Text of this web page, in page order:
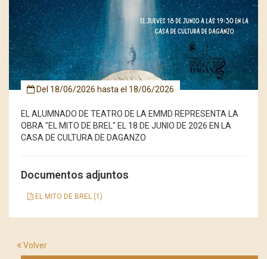
Del 18/06/2026 hasta el 18/06/2026
EL ALUMNADO DE TEATRO DE LA EMMD REPRESENTA LA
OBRA "EL MITO DE BREL" EL 18 DE JUNIO DE 2026 EN LA
CASA DE CULTURA DE DAGANZO
Documentos adjuntos
EL MITO DE BREL (1)
Volver